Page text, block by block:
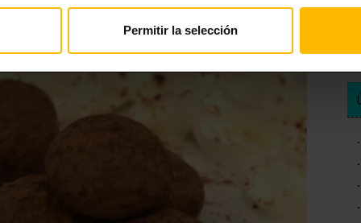
Permitir la selección